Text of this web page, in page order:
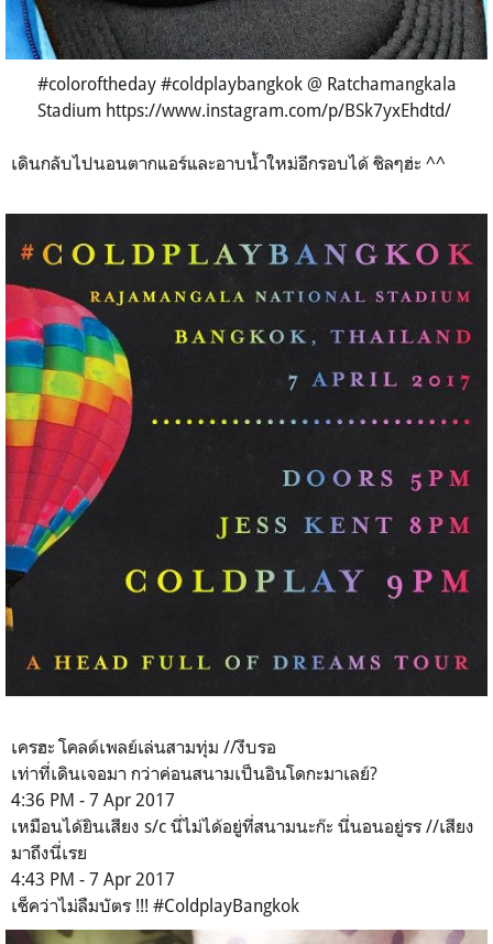
#coloroftheday #coldplaybangkok @ Ratchamangkala
Stadium https://www.instagram.com/p/BSk7yxEhdtd/
เดินกลับไปนอนตากแอร์และอาบน้ำใหม่อีกรอบได้ ชิลๆฮ่ะ ^^
เครฮะ โคลด์เพลย์เล่นสามทุ่ม //งีบรอ
เท่าที่เดินเจอมา กว่าค่อนสนามเป็นอินโดกะมาเลย์?
4:36 PM - 7 Apr 2017
เหมือนได้ยินเสียง s/c นี่ไม่ได้อยู่ที่สนามนะก๊ะ นี่นอนอยู่รร //เสียง
มาถึงนี่เรย
4:43 PM - 7 Apr 2017
เช็คว่าไม่ลืมบัตร !!! #ColdplayBangkok